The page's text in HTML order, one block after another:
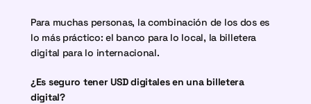
Para muchas personas, la combinación de los dos es
lo más práctico: el banco para lo local, la billetera
digital para lo internacional.
¿Es seguro tener USD digitales en una billetera
digital?